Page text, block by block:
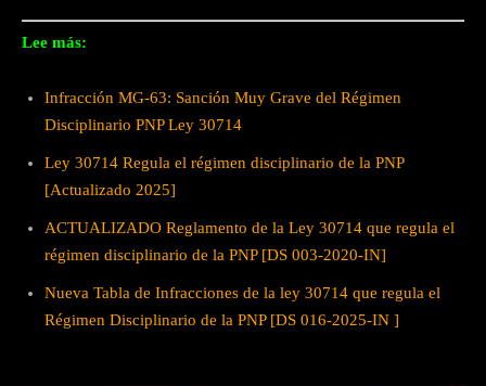
Lee más:
Infracción MG-63: Sanción Muy Grave del Régimen
Disciplinario PNP Ley 30714
Ley 30714 Regula el régimen disciplinario de la PNP
[Actualizado 2025]
ACTUALIZADO Reglamento de la Ley 30714 que regula el
régimen disciplinario de la PNP [DS 003-2020-IN]
Nueva Tabla de Infracciones de la ley 30714 que regula el
Régimen Disciplinario de la PNP [DS 016-2025-IN ]